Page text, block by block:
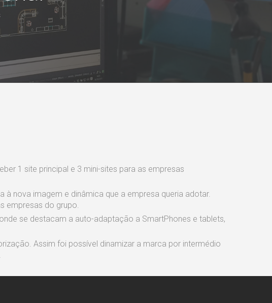
1 site principal e 3 mini-sites para as empresas
nova imagem e dinâmica que a empresa queria adotar.
empresas do grupo.
se destacam a auto-adaptação a SmartPhones e tablets,
Assim foi possível dinamizar a marca por intermédio